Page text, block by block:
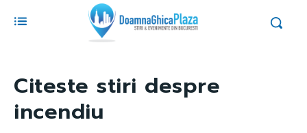
Citeste stiri despre
incendiu